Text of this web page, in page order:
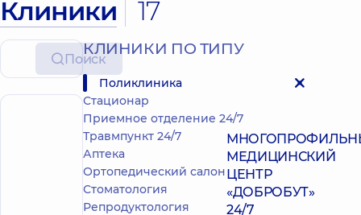
Клиники 17
Поиск
ПОЛИКЛИНИКА
МЕДИЦИНСКИЙ
ЦЕНТР
«ДОБРОБУТ»
24/7
КЛИНИКИ ПО ТИПУ
Поликлиника
Стационар
Приемное отделение 24/7
Травмпункт 24/7
Аптека
Ортопедический салон
Стоматология
Репродуктология